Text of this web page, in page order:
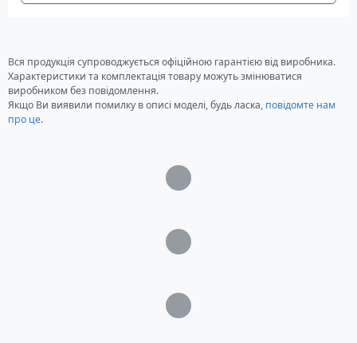
набором адаптерів 142 x 12 мм та 148 x 12 мм.
Інструмент для встановлення велосипеда 5
мм
Вся продукція супроводжується офіційною гарантією від виробника.
Характеристики та комплектація товару можуть змінюватися
виробником без повідомлення.
Якщо Ви виявили помилку в описі моделі, будь ласка, повідомте нам
про це.
Загрузка...
Загрузка...
Загрузка...